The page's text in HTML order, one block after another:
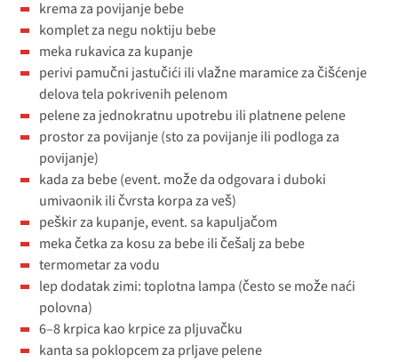
krema za povijanje bebe
komplet za negu noktiju bebe
meka rukavica za kupanje
perivi pamučni jastučići ili vlažne maramice za čišćenje
delova tela pokrivenih pelenom
pelene za jednokratnu upotrebu ili platnene pelene
prostor za povijanje (sto za povijanje ili podloga za
povijanje)
kada za bebe (event. može da odgovara i duboki
umivaonik ili čvrsta korpa za veš)
peškir za kupanje, event. sa kapuljačom
meka četka za kosu za bebe ili češalj za bebe
termometar za vodu
lep dodatak zimi: toplotna lampa (često se može naći
polovna)
6–8 krpica kao krpice za pljuvačku
kanta sa poklopcem za prljave pelene